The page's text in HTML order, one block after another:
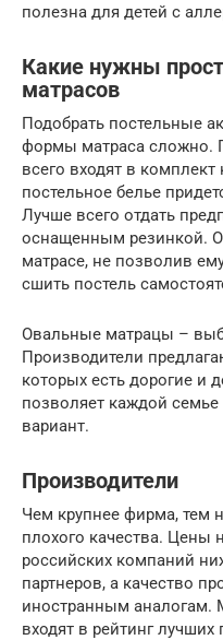
полезна для детей с
Какие нужны
матрасов
Подобрать постельные
формы матраса сложно.
всего входят в
постельное белье
Лучше всего отдать
оснащенным резинкой.
матрасе, не позволив
сшить постель
Овальные матрацы –
Производители
которых есть дорогие и
позволяет каждой
вариант.
Производители
Чем крупнее фирма, тем
плохого качества. Цены
российских компаний
партнеров, а качество
иностранным аналогам.
входят в рейтинг лучших